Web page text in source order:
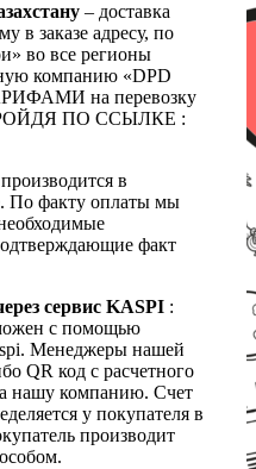
– доставка
в заказе адресу, по
во все регионы
компанию «DPD
на перевозку
ПО ССЫЛКЕ :
в
По факту оплаты мы
факт
сервис KASPI :
с помощью
Менеджеры нашей
QR код с расчетного
нашу компанию. Счет
у покупателя в
производит